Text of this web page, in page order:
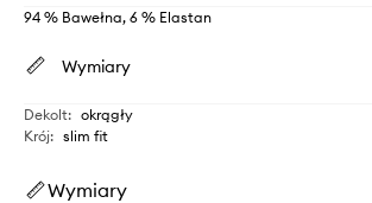
94 % Bawełna, 6 % Elastan
Wymiary
Dekolt: okrągły
Krój: slim fit
Wymiary